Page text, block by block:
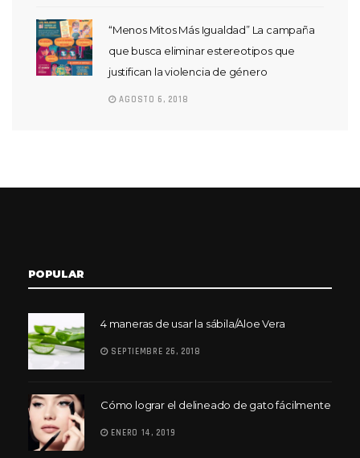
“Menos Mitos Más Igualdad” La campaña
que busca eliminar estereotipos que
justifican la violencia de género
AGOSTO 6, 2018
POPULAR
4 maneras de usar la sábila/Aloe Vera
SEPTIEMBRE 26, 2018
Cómo lograr el delineado de gato fácilmente
ENERO 14, 2019